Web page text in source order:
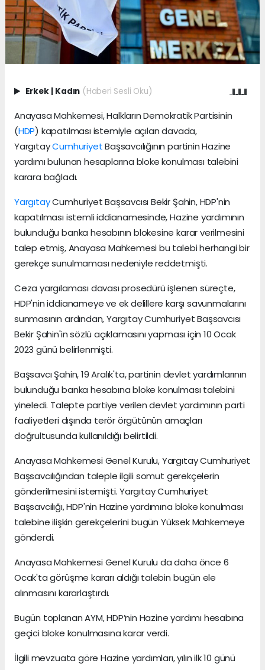
Erkek | Kadın (Haberi Sesli Oku)
Anayasa Mahkemesi, Halkların Demokratik Partisinin
(HDP) kapatılması istemiyle açılan davada,
YargıtayCumhuriyetBaşsavcılığının partinin Hazine
yardımı bulunan hesaplarına bloke konulması talebini
karara bağladı.
YargıtayCumhuriyet Başsavcısı Bekir Şahin, HDP'nin
kapatılması istemli iddianamesinde, Hazine yardımının
bulunduğu banka hesabının blokesine karar verilmesini
talep etmiş, Anayasa Mahkemesi bu talebi herhangi bir
gerekçe sunulmaması nedeniyle reddetmişti.
Ceza yargılaması davası prosedürü işlenen süreçte,
HDP'nin iddianameye ve ek delillere karşı savunmalarını
sunmasının ardından, Yargıtay Cumhuriyet Başsavcısı
Bekir Şahin'in sözlü açıklamasını yapması için 10 Ocak
2023 günü belirlenmişti.
Başsavcı Şahin, 19 Aralık'ta, partinin devlet yardımlarının
bulunduğu banka hesabına bloke konulması talebini
yineledi. Talepte partiye verilen devlet yardımının parti
faaliyetleri dışında terör örgütünün amaçları
doğrultusunda kullanıldığı belirtildi.
Anayasa Mahkemesi Genel Kurulu, Yargıtay Cumhuriyet
Başsavcılığından taleple ilgili somut gerekçelerin
gönderilmesini istemişti. Yargıtay Cumhuriyet
Başsavcılığı, HDP'nin Hazine yardımına bloke konulması
talebine ilişkin gerekçelerini bugün Yüksek Mahkemeye
gönderdi.
Anayasa Mahkemesi Genel Kurulu da daha önce 6
Ocak'ta görüşme kararı aldığı talebin bugün ele
alınmasını kararlaştırdı.
Bugün toplanan AYM, HDP’nin Hazine yardımı hesabına
geçici bloke konulmasına karar verdi.
İlgili mevzuata göre Hazine yardımları, yılın ilk 10 günü